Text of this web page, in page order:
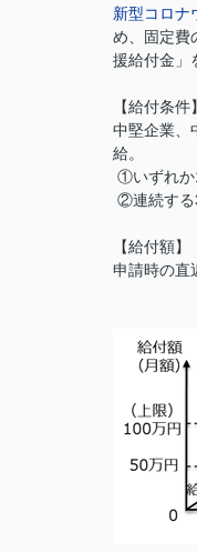
新型コロナ
め、固定費
援給付金」
【給付条件】
中堅企業、
給。
①いずれか
②連続する
【給付額】
申請時の直